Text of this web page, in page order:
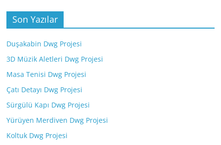
Son Yazılar
Duşakabin Dwg Projesi
3D Müzik Aletleri Dwg Projesi
Masa Tenisi Dwg Projesi
Çatı Detayı Dwg Projesi
Sürgülü Kapı Dwg Projesi
Yürüyen Merdiven Dwg Projesi
Koltuk Dwg Projesi